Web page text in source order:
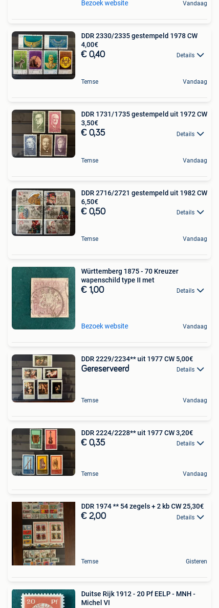
Bezoek website Vandaag
DDR 2330/2335 gestempeld 1978 CW
4,00€
€ 0,40 Details
Temse Vandaag
DDR 1731/1735 gestempeld uit 1972 CW
3,50€
€ 0,35 Details
Temse Vandaag
DDR 2716/2721 gestempeld uit 1982 CW
6,50€
€ 0,50 Details
Temse Vandaag
Württemberg 1875 - 70 Kreuzer
wapenschild type II met
€ 1,00 Details
Bezoek website Vandaag
DDR 2229/2234** uit 1977 CW 5,00€
Gereserveerd Details
Temse Vandaag
DDR 2224/2228** uit 1977 CW 3,20€
€ 0,35 Details
Temse Vandaag
DDR 1974 ** 54 zegels + 2 kb CW 25,30€
€ 2,00 Details
Temse Gisteren
Duitse Rijk 1912 - 20 Pf EELP - MNH -
Michel VI